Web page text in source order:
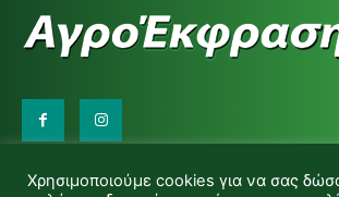
d.makas@yahoo.gr
Χρησιμοποιούμε cookies για να σας